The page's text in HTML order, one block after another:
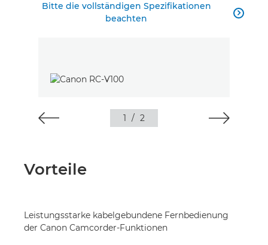
Bitte die vollständigen Spezifikationen
beachten

1 / 2
Vorteile
Leistungsstarke kabelgebundene Fernbedienung
der Canon Camcorder-Funktionen